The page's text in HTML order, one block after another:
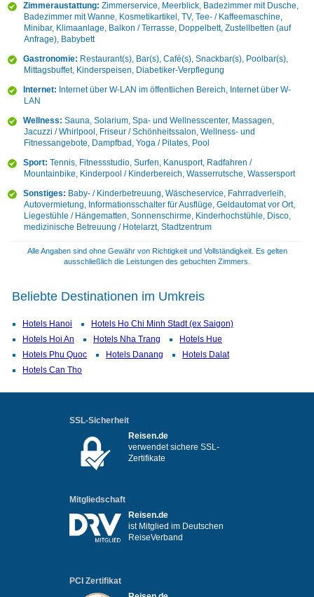
Zimmeraustattung: Zimmerservice, Meerblick, Badezimmer mit Dusche,
Badezimmer mit Wanne, Kosmetikartikel, TV, Tee- / Kaffeemaschine,
Minibar, Klimaanlage, Balkon / Terrasse, Doppelbett, Zustellbetten (auf
Anfrage), Babybett
Gastronomie: Restaurant(s), Bar(s), Café(s), Snackbar(s), Poolbar(s),
Mittagsbuffet, Kinderspeisen, Diabetiker-Verpflegung
Internet: Internet über W-LAN im öffentlichen Bereich, Internet über W-
LAN
Wellness: Sauna, Solarium, Spa- und Wellnesscenter, Massagen,
Jacuzzi / Whirlpool, Friseur / Schönheitssalon, Wellness- und
Fitnessangebote, Dampfbad, Yoga / Pilates, Pool
Sport: Tennis, Fitnessstudio, Surfen, Kanusport, Radfahren /
Mountainbike, Kinderpool / Kinderbereich, Wasserrutsche, Wassersport
Sonstiges: Baby- / Kinderbetreuung, Wäscheservice, Fahrradverleih,
Autovermietung, Informationsschalter für Ausflüge, Geldautomat vor Ort,
Liegestühle / Hängematten, Sonnenschirme, Kinderhochstühle, Disco,
medizinische Betreuung / Hotelarzt, Stadtzentrum
Alle Angaben sind ohne Gewähr von Richtigkeit und Vollständigkeit. Es gelten
ausschließlich die Leistungen des gebuchten Zimmers.
Beliebte Destinationen im Umkreis
Hotels Hanoi
Hotels Ho Chi Minh Stadt (ex Saigon)
Hotels Hoi An
Hotels Nha Trang
Hotels Hue
Hotels Phu Quoc
Hotels Danang
Hotels Dalat
Hotels Can Tho
SSL-Sicherheit
Reisen.de
verwendet sichere SSL-
Zertifikate
Mitgliedschaft
Reisen.de
ist Mitglied im Deutschen
ReiseVerband
PCI Zertifikat